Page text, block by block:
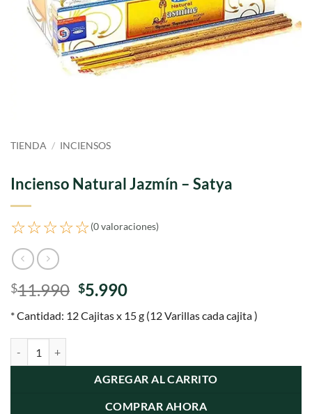
TIENDA / INCIENSOS
Incienso Natural Jazmín – Satya
☆☆☆☆☆(0 valoraciones)
$11.990 El
original
$5.990El
actual
* Cantidad: 12 Cajitas x 15 g (12 Varillas cada cajita )
AGREGAR AL CARRITO
COMPRAR AHORA